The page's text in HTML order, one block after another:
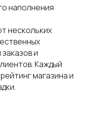
наполнения
нескольких
и
Каждый
магазина и